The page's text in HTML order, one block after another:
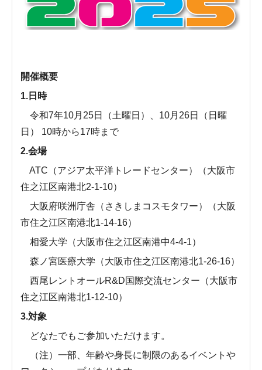
開催概要
1.日時
令和7年10月25日（土曜日）、10月26日（日曜
日） 10時から17時まで
2.会場
ATC（アジア太平洋トレードセンター）（大阪市
住之江区南港北2-1-10）
大阪府咲洲庁舎（さきしまコスモタワー）（大阪
市住之江区南港北1-14-16）
相愛大学（大阪市住之江区南港中4-4-1）
森ノ宮医療大学（大阪市住之江区南港北1-26-16）
西尾レントオールR&D国際交流センター（大阪市
住之江区南港北1-12-10）
3.対象
どなたでもご参加いただけます。
（注）一部、年齢や身長に制限のあるイベントや